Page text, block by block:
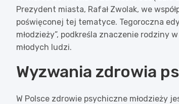
Prezydent miasta, Rafał Zwolak, we
poświęconej tej tematyce. Tegoroczna
młodzieży”, podkreśla znaczenie rodziny
młodych ludzi.
Wyzwania zdrowia
W Polsce zdrowie psychiczne młodzieży